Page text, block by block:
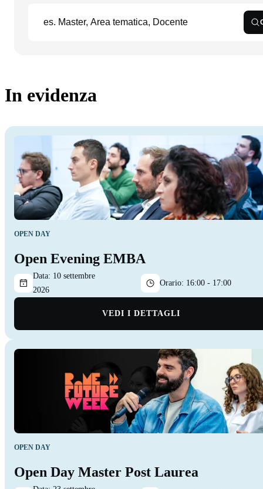
In evidenza
OPEN DAY
Open Evening EMBA
Data: 10 settembre
2026
Orario: 16:00 - 17:00
VEDI I DETTAGLI
OPEN DAY
Open Day Master Post Laurea